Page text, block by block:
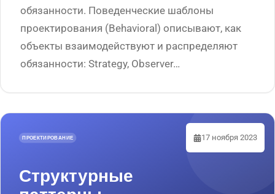
обязанности. Поведенческие шаблоны
проектирования (Behavioral) описывают, как
объекты взаимодействуют и распределяют
обязанности: Strategy, Observer…
17 ноября 2023